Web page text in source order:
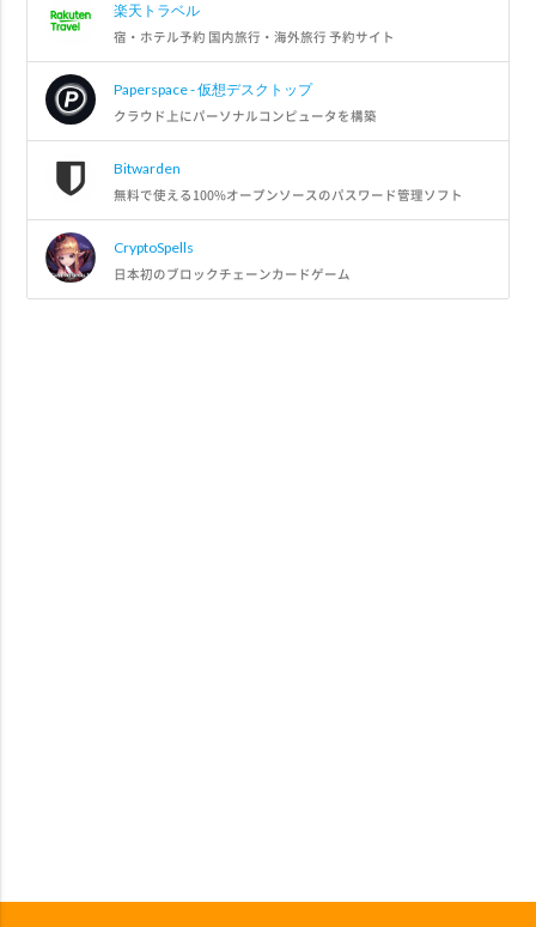
楽天トラベル
宿・ホテル予約 国内旅行・海外旅行 予約サイト
Paperspace - 仮想デスクトップ
クラウド上にパーソナルコンピュータを構築
Bitwarden
無料で使える100%オープンソースのパスワード管理ソフト
CryptoSpells
日本初のブロックチェーンカードゲーム